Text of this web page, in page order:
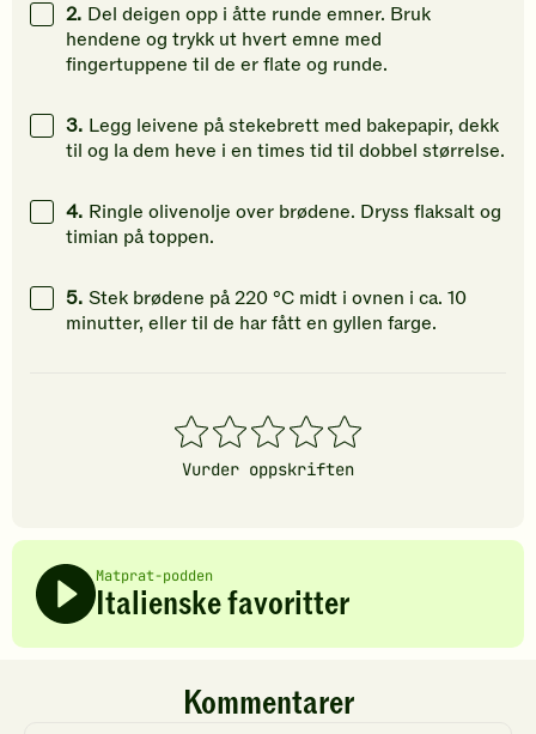
2. Del deigen opp i åtte runde emner. Bruk
hendene og trykk ut hvert emne med
fingertuppene til de er flate og runde.
3. Legg leivene på stekebrett med bakepapir, dekk
til og la dem heve i en times tid til dobbel størrelse.
4. Ringle olivenolje over brødene. Dryss flaksalt og
timian på toppen.
5. Stek brødene på 220 °C midt i ovnen i ca. 10
minutter, eller til de har fått en gyllen farge.
1
stjerner
2
stjerner
3
stjerner
4
stjerner
5
stjerner
Vurder oppskriften
Matprat-podden
Italienske favoritter
Kommentarer